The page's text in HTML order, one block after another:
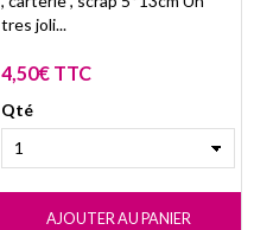
tres joli...
4,50€ TTC
Qté
AJOUTER AU PANIER